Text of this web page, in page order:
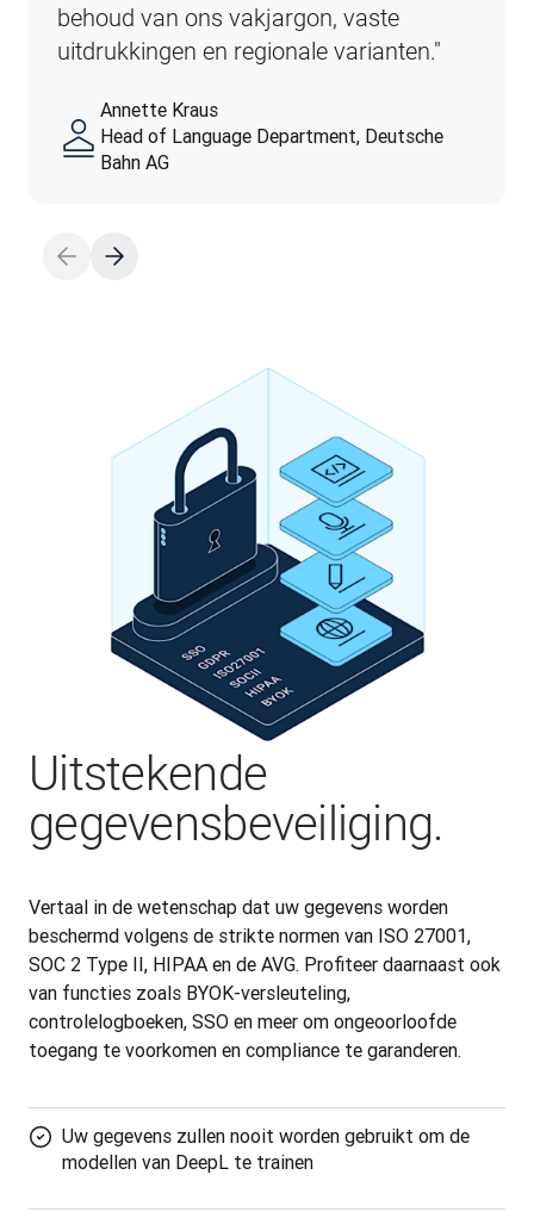
behoud van ons vakjargon, vaste
uitdrukkingen en regionale varianten."
Annette Kraus
Head of Language Department, Deutsche
Bahn AG
Uitstekende
gegevensbeveiliging.
Vertaal in de wetenschap dat uw gegevens worden
beschermd volgens de strikte normen van ISO 27001,
SOC 2 Type II, HIPAA en de AVG. Profiteer daarnaast ook
van functies zoals BYOK-versleuteling,
controlelogboeken, SSO en meer om ongeoorloofde
toegang te voorkomen en compliance te garanderen.
Uw gegevens zullen nooit worden gebruikt om de
modellen van DeepL te trainen